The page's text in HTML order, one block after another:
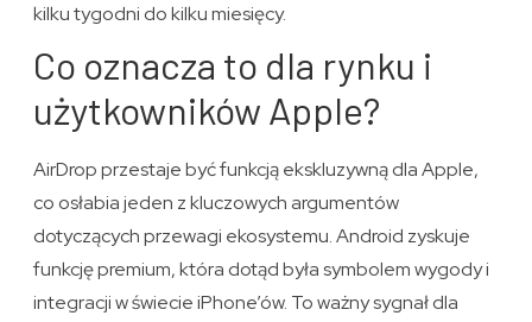
kilku tygodni do kilku miesięcy.
Co oznacza to dla rynku i
użytkowników Apple?
AirDrop przestaje być funkcją ekskluzywną dla Apple,
co osłabia jeden z kluczowych argumentów
dotyczących przewagi ekosystemu. Android zyskuje
funkcję premium, która dotąd była symbolem wygody i
integracji w świecie iPhone’ów. To ważny sygnał dla